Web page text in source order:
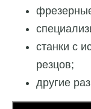
станки с
резцов;
другие